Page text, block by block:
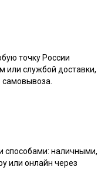
точку России
или службой доставки,
способами: наличными,
или онлайн через